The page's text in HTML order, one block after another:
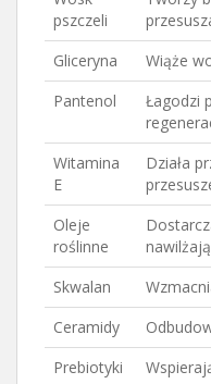
pszczeli
Gliceryna
Wiąże
Pantenol
Łagodzi
Witamina
E
Działa
Oleje
roślinne
nawilżają
Skwalan
Ceramidy
Prebiotyki